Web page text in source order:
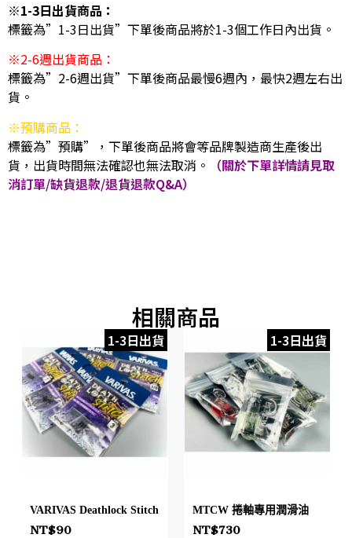
※1-3日出貨商品：
標籤為”1-3日出貨”下單後商品將於1-3個工作日內出貨。
※2-6週出貨商品：
標籤為”2-6週出貨”下單後商品最慢6週內，最快2週左右出
貨。
※預購商品：
標籤為”預購”，下單後商品將會等品牌製造商生產後出
貨，出貨時間無法確認也無法取消。
（關於下單詳情請見取
消訂單/缺貨退款/退貨退款Q&A）
相關商品
1-3日出貨
VARIVAS Deathlock Stitch
NT$90
1-3日出貨
MTCW 捲軸專用潤滑油
NT$730